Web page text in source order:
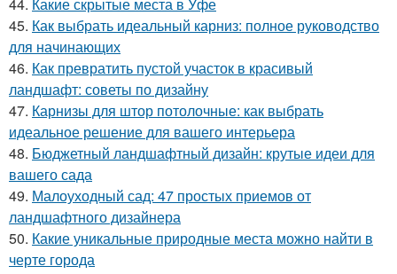
45. Как выбрать идеальный карниз: полное руководство
для начинающих
46. Как превратить пустой участок в красивый
ландшафт: советы по дизайну
47. Карнизы для штор потолочные: как выбрать
идеальное решение для вашего интерьера
48. Бюджетный ландшафтный дизайн: крутые идеи для
вашего сада
49. Малоуходный сад: 47 простых приемов от
ландшафтного дизайнера
50. Какие уникальные природные места можно найти в
черте города